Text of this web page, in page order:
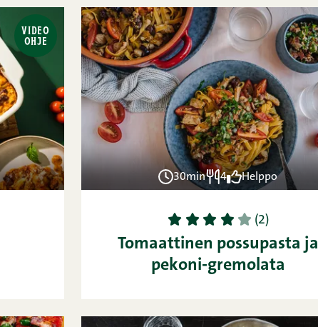
VIDEO
OHJE
30min 4 Helppo
1 2 3 4 5 (2)
Tomaattinen possupasta ja
pekoni-gremolata